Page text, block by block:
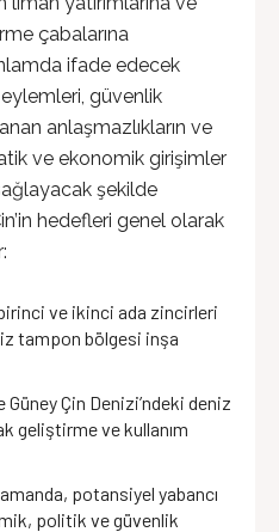
çabalarına
ifade edecek
güvenlik
anlaşmazlıkların ve
ve ekonomik girişimler
şekilde
hedefleri genel olarak
ve ikinci ada zincirleri
tampon bölgesi inşa
Çin Denizi’ndeki deniz
geliştirme ve kullanım
potansiyel yabancı
politik ve güvenlik